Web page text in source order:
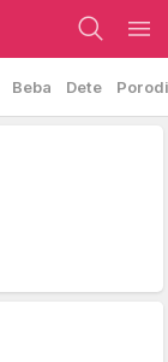
Beba Dete